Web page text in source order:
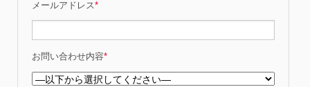
メールアドレス*
お問い合わせ内容*